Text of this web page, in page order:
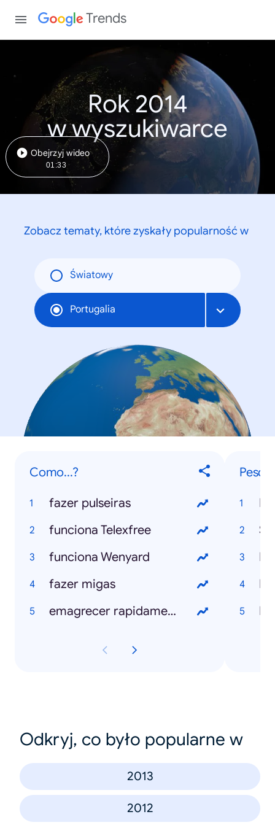
Trends
Rok 2014
w wyszukiwarce
Obejrzyj wideo
01:33
Zobacz tematy, które zyskały popularność w
Światowy
Portugalia
Como...?
fazer pulseiras
funciona Telexfree
funciona Wenyard
fazer migas
emagrecer rapidamente
Odkryj, co było popularne w
2013
2012